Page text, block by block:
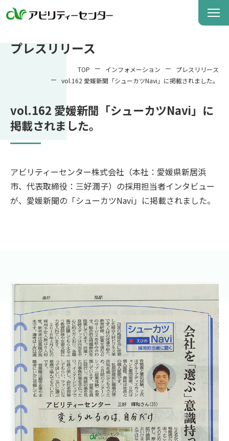
プレスリリース
TOP インフォメーション
プレスリリース
vol.162 愛媛新聞「シューカツNavi」に掲載されました。
vol.162 愛媛新聞「シューカツNavi」に
掲載されました。
アビリティーセンター株式会社（本社：愛媛県新居浜
市、代表取締役：三好潤子）の採用担当者インタビュー
が、愛媛新聞の「シューカツNavi」に掲載されました。